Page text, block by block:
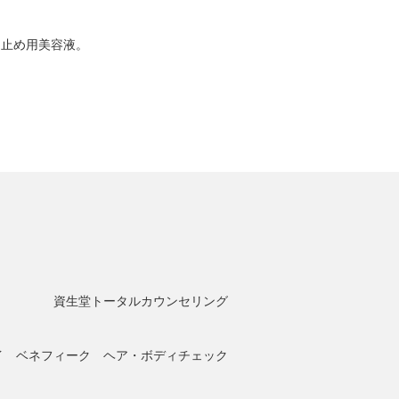
め用美容液。
資生堂トータルカウンセリング
ベネフィーク ヘア・ボディチェック